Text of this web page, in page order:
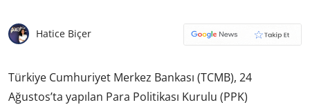
Hatice Biçer
Türkiye Cumhuriyet Merkez Bankası (TCMB), 24
Ağustos’ta yapılan Para Politikası Kurulu (PPK)